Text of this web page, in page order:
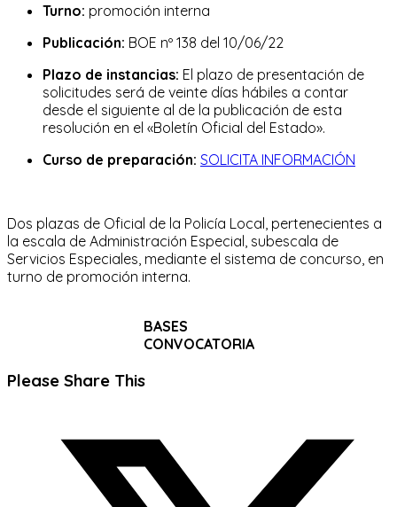
Turno: promoción interna
Publicación: BOE nº 138 del 10/06/22
Plazo de instancias: El plazo de presentación de
solicitudes será de veinte días hábiles a contar
desde el siguiente al de la publicación de esta
resolución en el «Boletín Oficial del Estado».
Curso de preparación: SOLICITA INFORMACIÓN
Dos plazas de Oficial de la Policía Local, pertenecientes a
la escala de Administración Especial, subescala de
Servicios Especiales, mediante el sistema de concurso, en
turno de promoción interna.
BASES
CONVOCATORIA
Please Share ThisCompartir